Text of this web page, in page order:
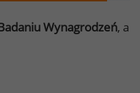
Wynagrodzeń, a